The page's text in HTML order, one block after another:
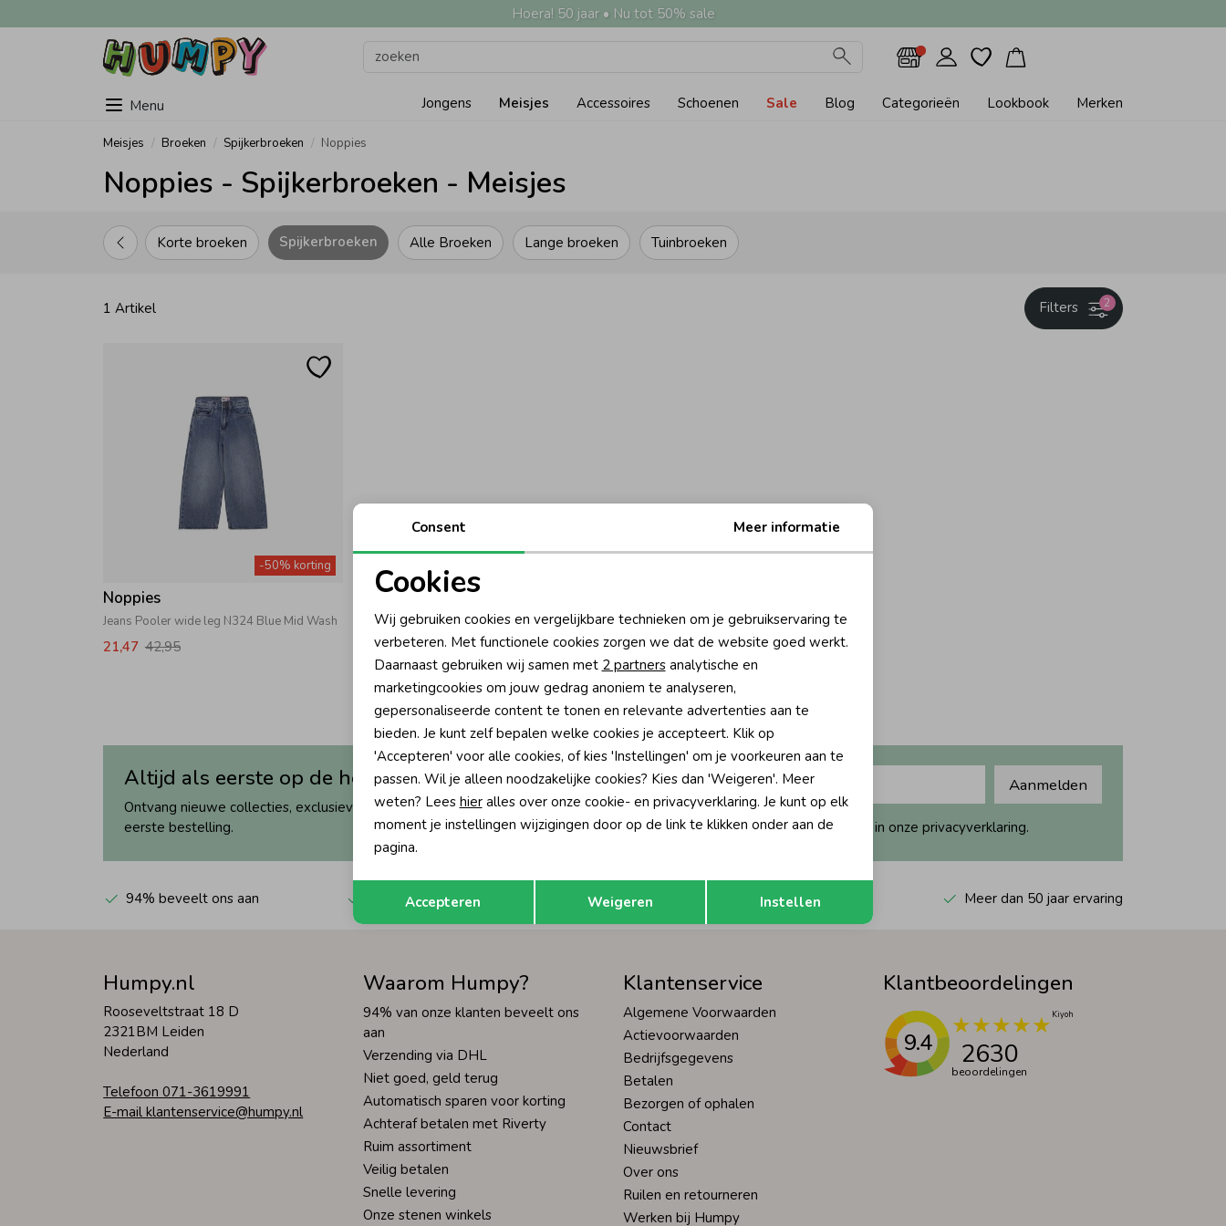
Hoera! 50 jaar • Nu tot 50% sale
Menu Jongens Meisjes Accessoires Schoenen Sale Blog Categorieën Lookbook Merken
Meisjes Broeken Spijkerbroeken Noppies
Noppies - Spijkerbroeken - Meisjes
Alle Broeken
Korte broeken Lange broeken
Spijkerbroeken Tuinbroeken
1 Artikel 2
Filters
-50% korting
Noppies
Jeans Pooler wide leg N324 Blue Mid Wash
21,47 42,95
Altijd als eerste op de hoogte?
Ontvang nieuwe collecties, exclusieve acties én direct 10% korting* op je
eerste bestelling.
Aanmelden
Hoe we met je data omgaan? Bekijk dit in onze privacyverklaring.
94% beveelt ons aan Automatisch sparen voor korting Wij scoren een 9,4 op Kiyoh Meer dan 50 jaar ervaring
Humpy.nl
Rooseveltstraat 18 D
2321BM Leiden
Nederland
Telefoon 071-3619991
E-mail klantenservice@humpy.nl
Waarom Humpy?
94% van onze klanten beveelt ons
aan
Verzending via DHL
Niet goed, geld terug
Automatisch sparen voor korting
Achteraf betalen met Riverty
Ruim assortiment
Veilig betalen
Snelle levering
Onze stenen winkels
Klantenservice
Algemene Voorwaarden
Actievoorwaarden
Bedrijfsgegevens
Betalen
Bezorgen of ophalen
Contact
Nieuwsbrief
Over ons
Ruilen en retourneren
Werken bij Humpy
Klantbeoordelingen
9.4 2630
beoordelingen
Noodzakelijke cookies
Analytische cookies Marketing cookies
Terug Opslaan
Consent Meer informatie
Cookies
Wij gebruiken cookies en vergelijkbare technieken om je gebruikservaring te
verbeteren. Met functionele cookies zorgen we dat de website goed werkt.
Daarnaast gebruiken wij samen met 2 partnersanalytische en
marketingcookies om jouw gedrag anoniem te analyseren,
gepersonaliseerde content te tonen en relevante advertenties aan te
bieden. Je kunt zelf bepalen welke cookies je accepteert. Klik op
'Accepteren' voor alle cookies, of kies 'Instellingen' om je voorkeuren aan te
passen. Wil je alleen noodzakelijke cookies? Kies dan 'Weigeren'. Meer
weten? Lees hieralles over onze cookie- en privacyverklaring. Je kunt op elk
moment je instellingen wijzigingen door op de link te klikken onder aan de
pagina.
Accepteren Weigeren Instellen